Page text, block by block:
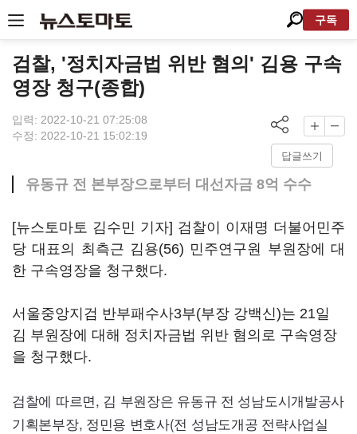
구독
검찰, '정치자금법 위반 혐의' 김용 구속
영장 청구(종합)
입력: 2022-10-21 07:25:08
수정: 2022-10-21 15:02:19
답글쓰기
유동규 전 본부장으로부터 대선자금 8억 수수
[뉴스토마토 김수민 기자] 검찰이 이재명 더불어민주
당 대표의 최측근 김용(56) 민주연구원 부원장에 대
한 구속영장을 청구했다.
서울중앙지검 반부패수사3부(부장 강백신)는 21일
김 부원장에 대해 정치자금법 위반 혐의로 구속영장
을 청구했다.
검찰에 따르면, 김 부원장은 유동규 전 성남도시개발공사
기획본부장, 정민용 변호사(전 성남도개공 전략사업실